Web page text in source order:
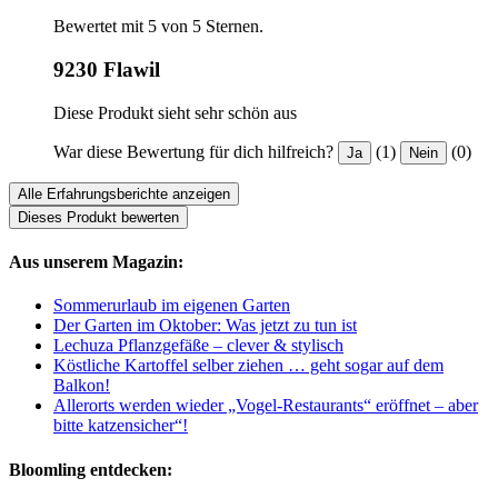
Bewertet mit 5 von 5 Sternen.
9230 Flawil
Diese Produkt sieht sehr schön aus
War diese Bewertung für dich hilfreich? Ja (1) Nein (0)
Alle Erfahrungsberichte anzeigen
Dieses Produkt bewerten
Aus unserem Magazin:
Sommerurlaub im eigenen Garten
Der Garten im Oktober: Was jetzt zu tun ist
Lechuza Pflanzgefäße – clever & stylisch
Köstliche Kartoffel selber ziehen … geht sogar auf dem
Balkon!
Allerorts werden wieder „Vogel-Restaurants“ eröffnet – aber
bitte katzensicher“!
Bloomling entdecken: